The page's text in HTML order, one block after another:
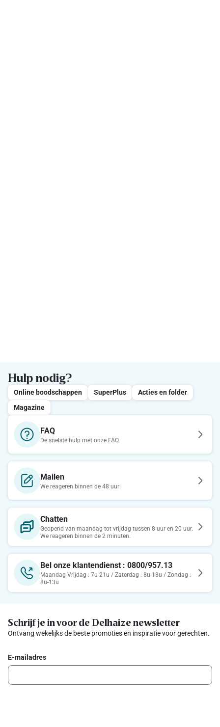
Hulp nodig?
Online boodschappen SuperPlus
Acties en folder
Magazine
FAQ
De snelste hulp met onze FAQ
Mailen
We reageren binnen de 48 uur
Chatten
Geopend van maandag tot vrijdag tussen 8 uur en 20 uur.
We reageren binnen de 2 minuten.
Bel onze klantendienst : 0800/957.13
Maandag-Vrijdag : 7u-21u / Zaterdag : 8u-18u / Zondag :
8u-13u
Schrijf je in voor de Delhaize newsletter
Ontvang wekelijks de beste promoties en inspiratie voor gerechten.
E-mailadres